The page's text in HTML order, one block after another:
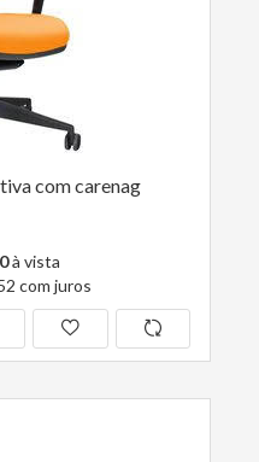
com carenag
à vista
com juros